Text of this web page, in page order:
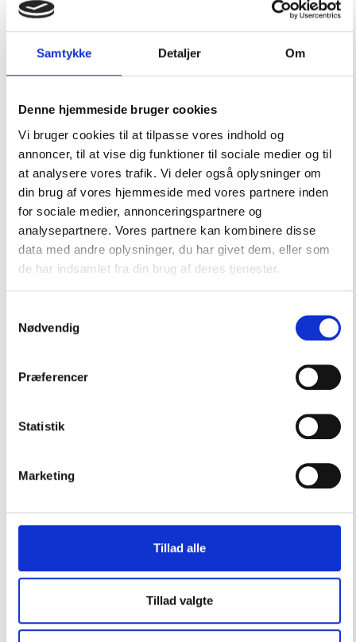
Samtykke Detaljer Om
Denne hjemmeside bruger cookies
Vi bruger cookies til at tilpasse vores indhold og
annoncer, til at vise dig funktioner til sociale medier og til
at analysere vores trafik. Vi deler også oplysninger om
din brug af vores hjemmeside med vores partnere inden
for sociale medier, annonceringspartnere og
analysepartnere. Vores partnere kan kombinere disse
data med andre oplysninger, du har givet dem, eller som
de har indsamlet fra din brug af deres tjenester.
Nødvendig
Præferencer
Statistik
Marketing
Tillad alle
Tillad valgte
Hempel bådpleje
International
Jotun
Kemetyl
Le Tonkinois
McLube
Owatrol
Scrubbis
Seajet
Ship Shape
Snappy